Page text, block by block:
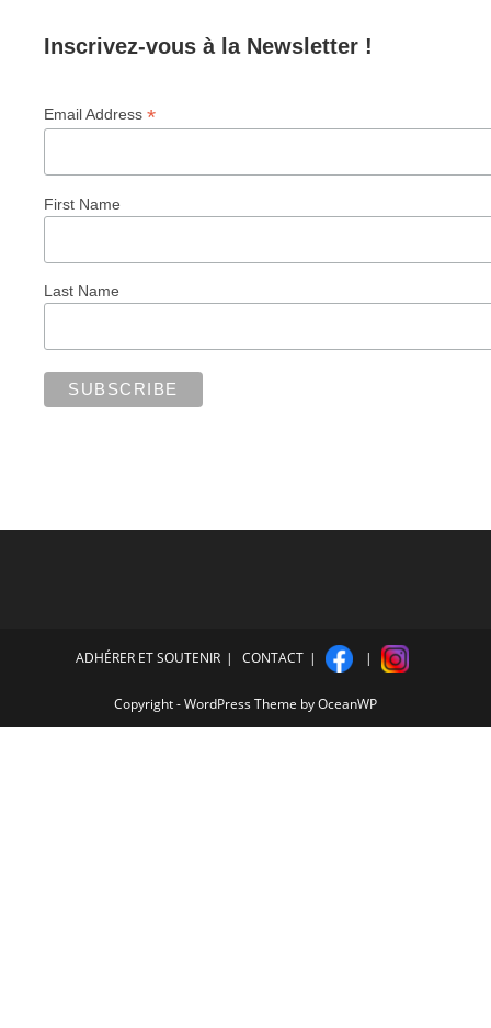
Inscrivez-vous à la Newsletter !
Email Address*
First Name
Last Name
ADHÉRER ET SOUTENIR CONTACT
Copyright - WordPress Theme by OceanWP